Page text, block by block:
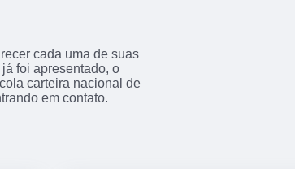
cada uma de suas
foi apresentado, o
carteira nacional de
em contato.